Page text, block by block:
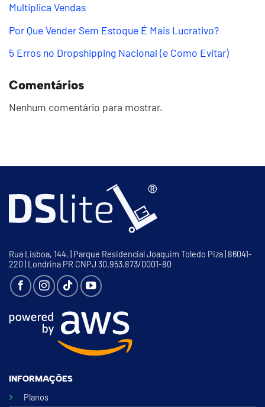
Multiplica Vendas
Por Que Vender Sem Estoque É Mais Lucrativo?
5 Erros no Dropshipping Nacional (e Como Evitar)
Comentários
Nenhum comentário para mostrar.
Rua Lisboa, 144, | Parque Residencial Joaquim Toledo Piza | 86041-
220 | Londrina PR CNPJ 30.953.873/0001-80
INFORMAÇÕES
Planos